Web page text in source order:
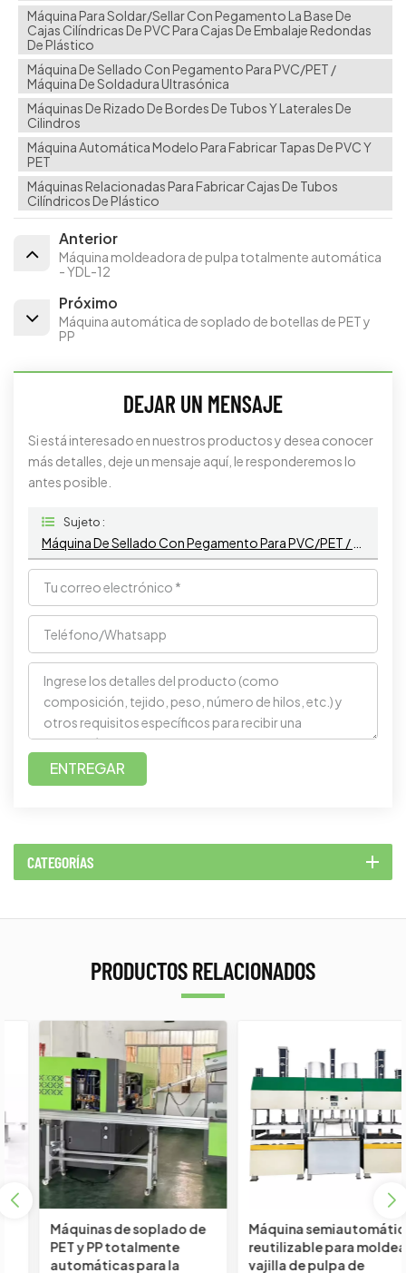
Máquina Para Soldar/sellar Con Pegamento La Base De
Cajas Cilíndricas De PVC Para Cajas De Embalaje Redondas
De Plástico
Máquina De Sellado Con Pegamento Para PVC/PET /
Máquina De Soldadura Ultrasónica
Máquinas De Rizado De Bordes De Tubos Y Laterales De
Cilindros
Máquina Automática Modelo Para Fabricar Tapas De PVC Y
PET
Máquinas Relacionadas Para Fabricar Cajas De Tubos
Cilíndricos De Plástico
Anterior
Máquina moldeadora de pulpa totalmente automática
- YDL-12
Próximo
Máquina automática de soplado de botellas de PET y
PP
DEJAR UN MENSAJE
Si está interesado en nuestros productos y desea conocer
más detalles, deje un mensaje aquí, le responderemos lo
antes posible.
Sujeto :
ENTREGAR
CATEGORÍAS
PRODUCTOS RELACIONADOS
Máquinas de soplado de
PET y PP totalmente
automáticas para la
Máquina semiautomática
reutilizable para moldear
vajilla de pulpa de